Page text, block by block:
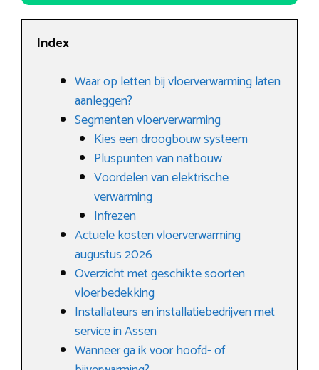
Index
Waar op letten bij vloerverwarming laten
aanleggen?
Segmenten vloerverwarming
Kies een droogbouw systeem
Pluspunten van natbouw
Voordelen van elektrische
verwarming
Infrezen
Actuele kosten vloerverwarming
augustus 2026
Overzicht met geschikte soorten
vloerbedekking
Installateurs en installatiebedrijven met
service in Assen
Wanneer ga ik voor hoofd- of